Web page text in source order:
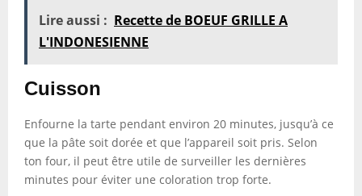
Lire aussi : Recette de BOEUF GRILLE A
L'INDONESIENNE
Cuisson
Enfourne la tarte pendant environ 20 minutes, jusqu’à ce
que la pâte soit dorée et que l’appareil soit pris. Selon
ton four, il peut être utile de surveiller les dernières
minutes pour éviter une coloration trop forte.